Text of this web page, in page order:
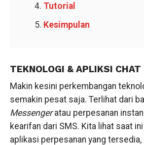
Tutorial
Kesimpulan
TEKNOLOGI & APLIKSI CHAT
Makin kesini perkembangan
semakin pesat saja. Terlihat dari
Messengeratau perpesanan
kearifan dari SMS. Kita lihat saat
aplikasi perpesanan yang tersedia,